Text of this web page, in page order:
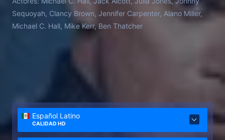
Oscuro Pasajero lo llama.
Sequoyah, Clancy Brown, Jennifer Carpenter, Alano Miller,
Michael C. Hall, Mike Kerr, Ben Thatcher
Español Latino
CALIDAD HD